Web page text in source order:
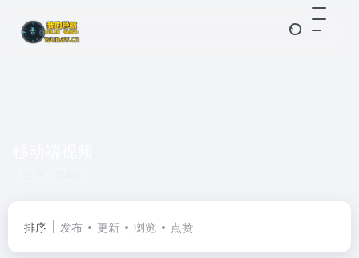
排序 发布 更新 浏览 点赞